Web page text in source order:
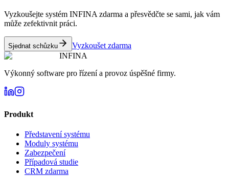
Vyzkoušejte systém INFINA zdarma a přesvědčte se sami, jak vám
může zefektivnit práci.
Sjednat schůzku
Vyzkoušet zdarma
INFINA
Výkonný software pro řízení a provoz úspěšné firmy.
Produkt
Představení systému
Moduly systému
Zabezpečení
Případová studie
CRM zdarma